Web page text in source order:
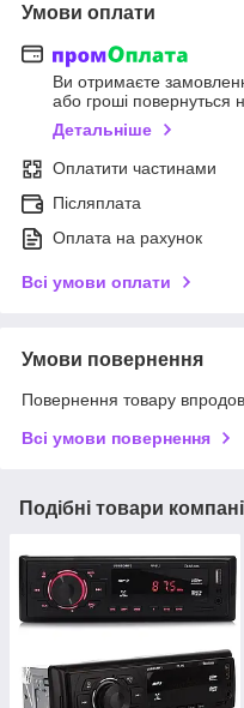
Умови оплати
Ви отримаєте
або гроші повернуться
Детальніше
Оплатити частинами
Післяплата
Оплата на рахунок
Всі умови оплати
Умови повернення
Повернення товару
Всі умови повернення
Подібні товари